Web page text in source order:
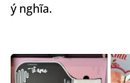
ý nghĩa.